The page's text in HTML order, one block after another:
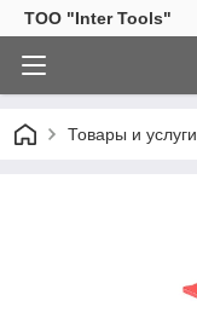
ТОО "Inter Tools"
Товары и услуги